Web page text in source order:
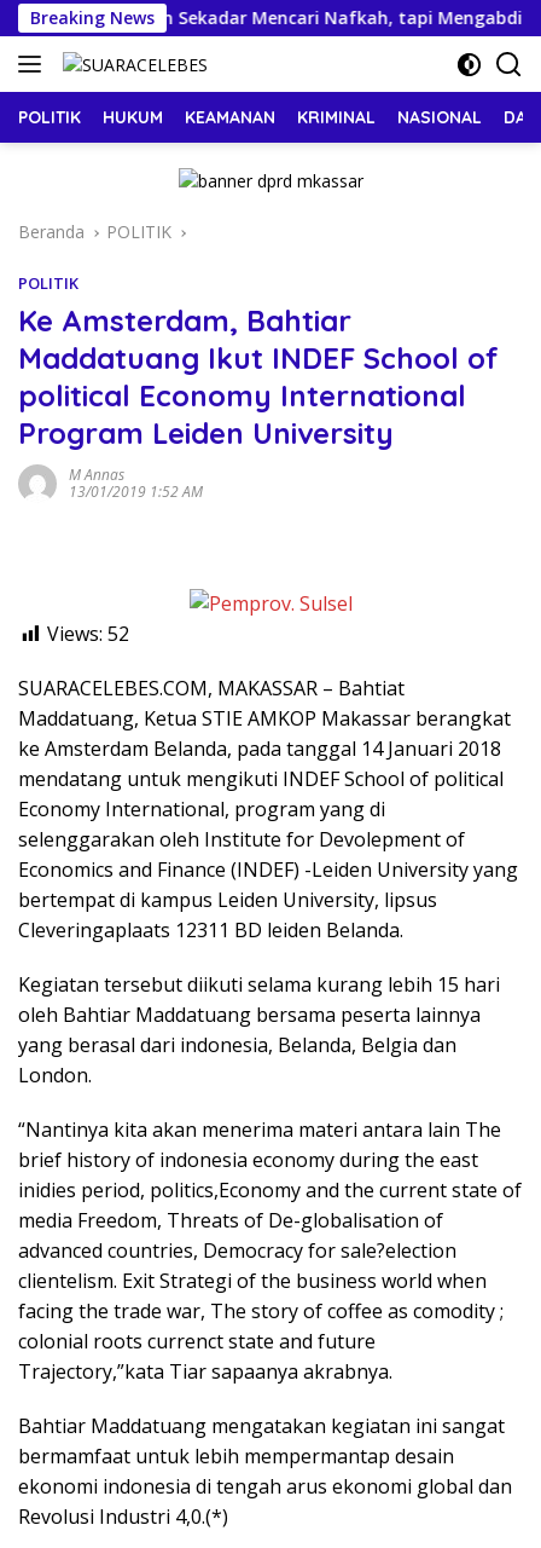
Langsung
ke
konten
Breaking News
Ini Bukan Sekadar Mencari Nafkah, tapi Mengabdi
POLITIK HUKUM KEAMANAN KRIMINAL NASIONAL
Beranda POLITIK
POLITIK
Ke Amsterdam, Bahtiar
Maddatuang Ikut INDEF School of
political Economy International
Program Leiden University
M Annas
13/01/2019 1:52 AM
Views: 52
SUARACELEBES.COM, MAKASSAR – Bahtiat
Maddatuang, Ketua STIE AMKOP Makassar berangkat
ke Amsterdam Belanda, pada tanggal 14 Januari 2018
mendatang untuk mengikuti INDEF School of political
Economy International, program yang di
selenggarakan oleh Institute for Devolepment of
Economics and Finance (INDEF) -Leiden University yang
bertempat di kampus Leiden University, lipsus
Cleveringaplaats 12311 BD leiden Belanda.
Kegiatan tersebut diikuti selama kurang lebih 15 hari
oleh Bahtiar Maddatuang bersama peserta lainnya
yang berasal dari indonesia, Belanda, Belgia dan
London.
“Nantinya kita akan menerima materi antara lain The
brief history of indonesia economy during the east
inidies period, politics,Economy and the current state of
media Freedom, Threats of De-globalisation of
advanced countries, Democracy for sale?election
clientelism. Exit Strategi of the business world when
facing the trade war, The story of coffee as comodity ;
colonial roots currenct state and future
Trajectory,”kata Tiar sapaanya akrabnya.
Bahtiar Maddatuang mengatakan kegiatan ini sangat
bermamfaat untuk lebih mempermantap desain
ekonomi indonesia di tengah arus ekonomi global dan
Revolusi Industri 4,0.(*)